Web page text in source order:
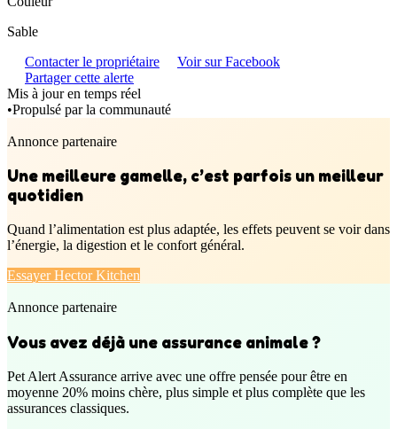
Sable
Contacter le propriétaire
Voir sur Facebook
Partager cette alerte
Mis à jour en temps réel
•Propulsé par la communauté
Annonce partenaire
Une meilleure gamelle, c’est parfois un meilleur
quotidien
Quand l’alimentation est plus adaptée, les effets peuvent se voir dans
l’énergie, la digestion et le confort général.
Essayer Hector Kitchen
Annonce partenaire
Vous avez déjà une assurance animale ?
Pet Alert Assurance arrive avec une offre pensée pour être en
moyenne 20% moins chère, plus simple et plus complète que les
assurances classiques.